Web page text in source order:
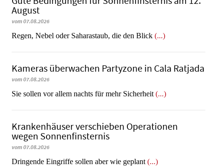
August
vom 07.08.2026
Regen, Nebel oder Saharastaub, die den Blick (...)
Kameras überwachen Partyzone in Cala Ratjada
vom 07.08.2026
Sie sollen vor allem nachts für mehr Sicherheit (...)
Krankenhäuser verschieben Operationen
wegen Sonnenfinsternis
vom 07.08.2026
Dringende Eingriffe sollen aber wie geplant (...)